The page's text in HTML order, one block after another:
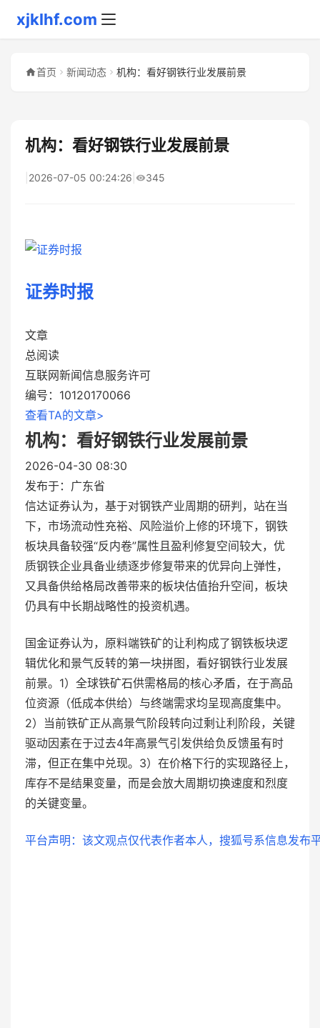
xjklhf.com
首页 新闻动态 机构：看好钢铁行业发展前景
机构：看好钢铁行业发展前景
2026-07-05 00:24:26 345
证券时报
文章
总阅读
互联网新闻信息服务许可
编号：10120170066
查看TA的文章>
机构：看好钢铁行业发展前景
2026-04-30 08:30
发布于： 广东省
信达证券认为，基于对钢铁产业周期的研判，站在当
下，市场流动性充裕、风险溢价上修的环境下，钢铁
板块具备较强“反内卷”属性且盈利修复空间较大，优
质钢铁企业具备业绩逐步修复带来的优异向上弹性，
又具备供给格局改善带来的板块估值抬升空间，板块
仍具有中长期战略性的投资机遇。
国金证券认为，原料端铁矿的让利构成了钢铁板块逻
辑优化和景气反转的第一块拼图，看好钢铁行业发展
前景。1）全球铁矿石供需格局的核心矛盾，在于高品
位资源（低成本供给）与终端需求均呈现高度集中。
2）当前铁矿正从高景气阶段转向过剩让利阶段，关键
驱动因素在于过去4年高景气引发供给负反馈虽有时
滞，但正在集中兑现。3）在价格下行的实现路径上，
库存不是结果变量，而是会放大周期切换速度和烈度
的关键变量。
平台声明：该文观点仅代表作者本人，搜狐号系信息发布